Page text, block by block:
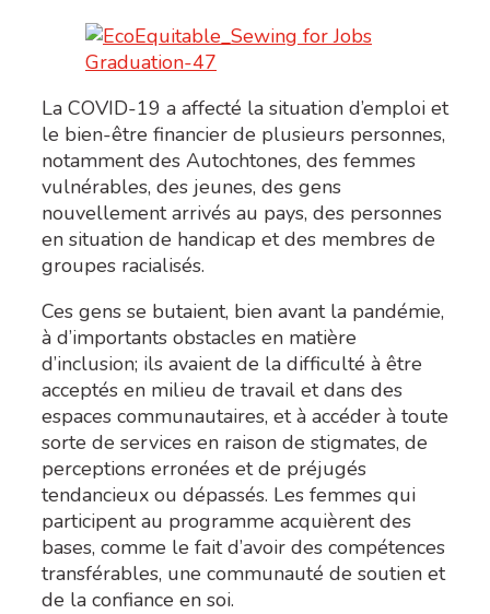
La COVID-19 a affecté la situation d’emploi et
le bien-être financier de plusieurs personnes,
notamment des Autochtones, des femmes
vulnérables, des jeunes, des gens
nouvellement arrivés au pays, des personnes
en situation de handicap et des membres de
groupes racialisés.
Ces gens se butaient, bien avant la pandémie,
à d’importants obstacles en matière
d’inclusion; ils avaient de la difficulté à être
acceptés en milieu de travail et dans des
espaces communautaires, et à accéder à toute
sorte de services en raison de stigmates, de
perceptions erronées et de préjugés
tendancieux ou dépassés. Les femmes qui
participent au programme acquièrent des
bases, comme le fait d’avoir des compétences
transférables, une communauté de soutien et
de la confiance en soi.